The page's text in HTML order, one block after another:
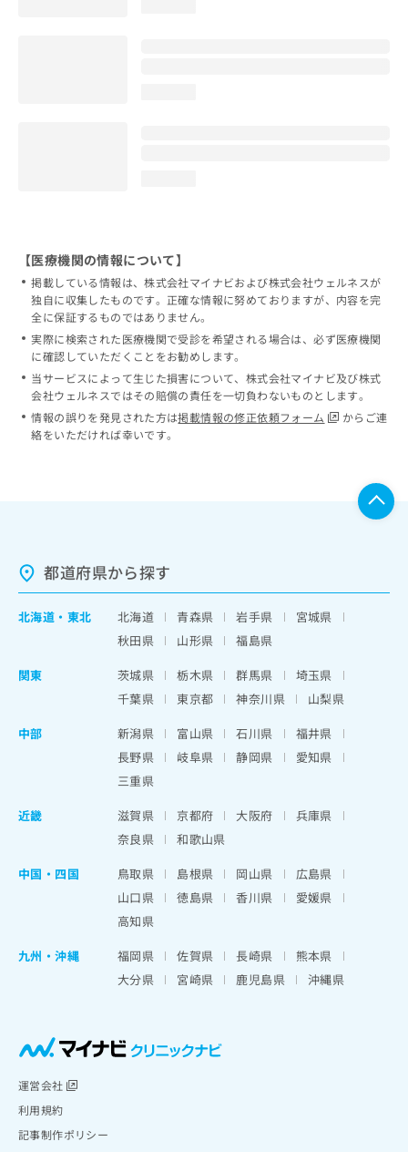
【医療機関の情報について】
掲載している情報は、株式会社マイナビおよび株式会社ウェルネスが
独自に収集したものです。正確な情報に努めておりますが、内容を完
全に保証するものではありません。
実際に検索された医療機関で受診を希望される場合は、必ず医療機関
に確認していただくことをお勧めします。
当サービスによって生じた損害について、株式会社マイナビ及び株式
会社ウェルネスではその賠償の責任を一切負わないものとします。
情報の誤りを発見された方は掲載情報の修正依頼フォーム
からご連
絡をいただければ幸いです。
都道府県から探す
北海道 ・ 東北 北海道 青森県 岩手県
宮城県
秋田県
山形県
福島県
関東
茨城県 栃木県 群馬県
埼玉県
千葉県
東京都 神奈川県
山梨県
中部
新潟県 富山県 石川県
福井県
長野県
岐阜県 静岡県
愛知県
三重県
近畿
滋賀県 京都府 大阪府
兵庫県
奈良県
和歌山県
中国・四国
鳥取県 島根県 岡山県
広島県
山口県
徳島県 香川県
愛媛県
高知県
九州・沖縄
福岡県 佐賀県 長崎県
熊本県
大分県
宮崎県 鹿児島県 沖縄県
運営会社
利用規約
記事制作ポリシー